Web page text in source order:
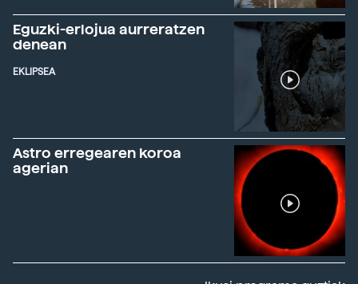
Eguzki-erlojua aurreratzen
denean
EKLIPSEA
Astro erregearen koroa
agerian